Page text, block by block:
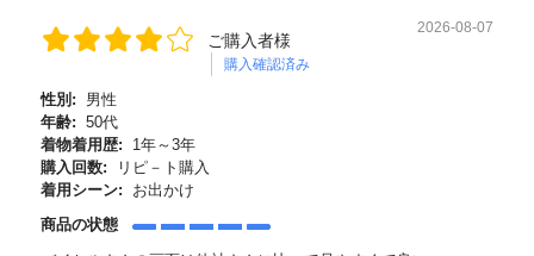
ご購入者様
購入確認済み
2026-08-07
性別:
男性
年齢: 50代
着物着用歴:
1年～3年
購入回数:
リピ－ト購入
着用シーン:
お出かけ
商品の状態